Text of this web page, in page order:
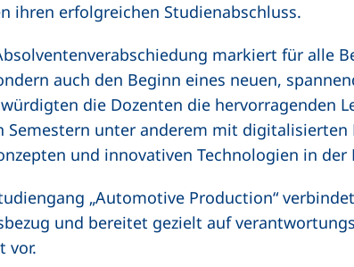
ihren erfolgreichen Studienabschluss.
markiert für alle
auch den Beginn eines neuen,
die Dozenten die hervorragenden
Semestern unter anderem mit
und innovativen Technologien in
„Automotive Production“
und bereitet gezielt auf
vor.